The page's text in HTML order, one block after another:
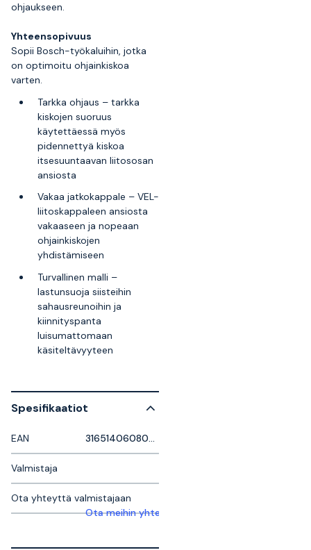
ohjaukseen.
Yhteensopivuus
Sopii Bosch-työkaluihin, jotka
on optimoitu ohjainkiskoa
varten.
Tarkka ohjaus – tarkka
kiskojen suoruus
käytettäessä myös
pidennettyä kiskoa
itsesuuntaavan liitososan
ansiosta
Vakaa jatkokappale – VEL-
liitoskappaleen ansiosta
vakaaseen ja nopeaan
ohjainkiskojen
yhdistämiseen
Turvallinen malli –
lastunsuoja siisteihin
sahausreunoihin ja
kiinnityspanta
luisumattomaan
käsiteltävyyteen
Spesifikaatiot
EAN
Valmistaja
Ota yhteyttä valmistajaan
Ota meihin yhteyttä saadaksesi lisätietoja